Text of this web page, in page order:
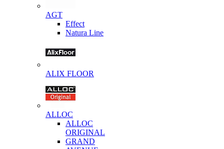
AGT
Effect
Natura Line
ALIX FLOOR
ALLOC
ALLOC
ORIGINAL
GRAND